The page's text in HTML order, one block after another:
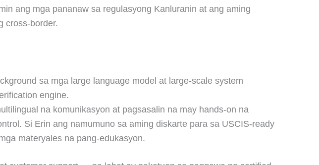
ang mga pananaw sa regulasyong Kanluranin at ang aming
cross-border.
sa mga large language model at large-scale system
engine.
na komunikasyon at pagsasalin na may hands-on na
Si Erin ang namumuno sa aming diskarte para sa USCIS-ready
materyales na pang-edukasyon.